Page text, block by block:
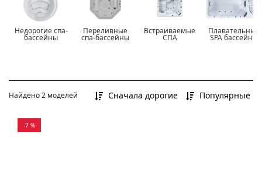
до 400 000 Р
от 400 000 Р до 700 000 Р
от 700 000 Р и более
Недорогие спа-
бассейны
Переливные
спа-бассейны
Встраиваемые
СПА
Плавательные
SPA бассейны
Найдено 2 моделей Сначала дорогие Популярные
-7 %